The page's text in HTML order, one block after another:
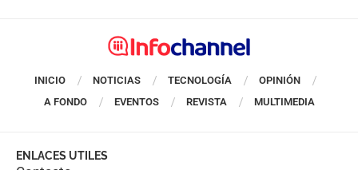
INICIO NOTICIAS TECNOLOGÍA
OPINIÓN
A FONDO
EVENTOS REVISTA MULTIMEDIA
ENLACES UTILES